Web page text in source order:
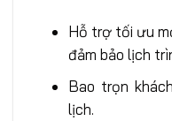
Hỗ trợ tối ưu
đảm bảo lịch
Bao trọn
lịch.